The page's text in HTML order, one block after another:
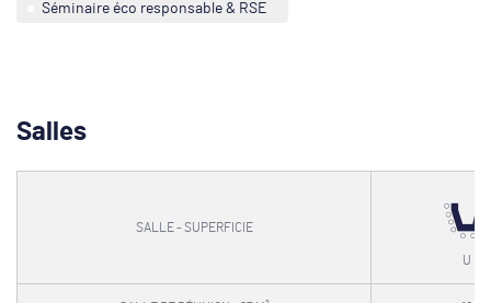
Séminaire éco responsable & RSE
Salles
SALLE - SUPERFICIE
U